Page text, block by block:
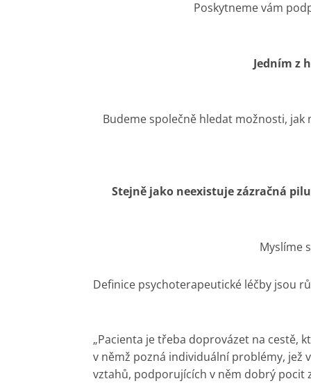
Poskytneme vám
Jedním z
Budeme společně hledat možnosti,
Stejně jako neexistuje zázračná
Myslíme
Definice psychoterapeutické léčby jsou
„Pacienta je třeba doprovázet na cestě,
v němž pozná individuální problémy, jež
vztahů, podporujících v něm dobrý pocit